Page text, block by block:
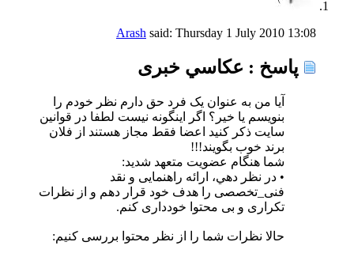
Arash said: Thursday 1 July 2010 13:08
پاسخ : عکاسي خبری
آیا من به عنوان یک فرد حق دارم نظر خودم را
بنویسم یا خیر؟ اگر اینگونه نیست لطفا در قوانین
سایت ذکر کنید اعضا فقط مجاز هستند از فلان
برند خوب بگویند!!!
شما هنگام عضویت متعهد شدید:
• در نظر دهي، ارائه راهنمايی و نقد
فنی_تخصصی را هدف خود قرار دهم و از نظرات
تكراری و بی محتوا خودداری کنم.
حالا نظرات شما را از نظر محتوا بررسی کنیم: